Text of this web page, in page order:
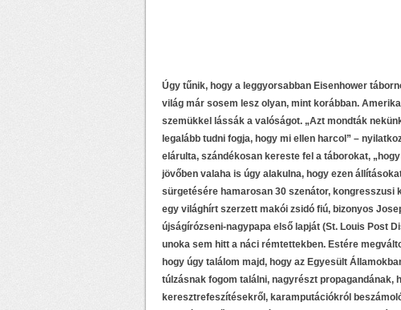
Úgy tűnik, hogy a leggyorsabban Eisenhower
világ már sosem lesz olyan, mint korábban.
szemükkel lássák a valóságot. „Azt mondták
legalább tudni fogja, hogy mi ellen harcol” –
elárulta, szándékosan kereste fel a táborokat,
jövőben valaha is úgy alakulna, hogy ezen
sürgetésére hamarosan 30 szenátor,
egy világhírt szerzett makói zsidó fiú, bizonyos
újságírózseni-nagypapa első lapját (St. Louis Post
unoka sem hitt a náci rémtettekben. Estére
hogy úgy találom majd, hogy az Egyesült
túlzásnak fogom találni, nagyrészt propagandának,
keresztrefeszítésekről, karamputációkról